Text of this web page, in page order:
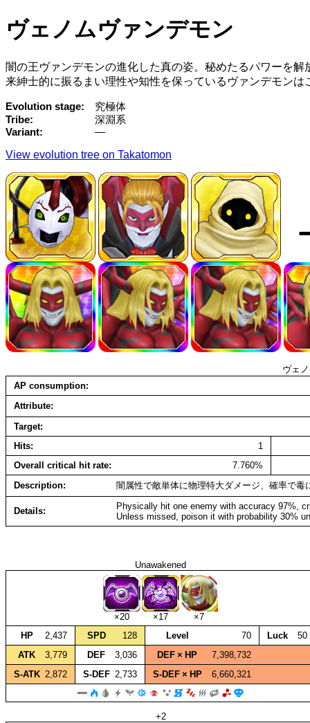
ヴェノムヴァンデモン
闇の王ヴァンデモンの進化した真の姿。秘めたるパワーを
来紳士的に振るまい理性や知性を保っているヴァンデモン
Evolution stage
究極体
Tribe
深淵系
Variant
—
View evolution tree on Takatomon
ヴェ
AP consumption
Attribute
Target
Hits
1
Overall critical hit rate
7.760%
Description
闇属性で敵単体に物理特大ダメージ、確率で毒
Details
Physically hit one enemy with accuracy 97%,
Unless missed, poison it with probability 30%
Unawakened
×20 ×17
×7
HP
2,437 SPD 128 Level 70 Luck
50
ATK
3,779 DEF 3,036 DEF × HP
7,398,732
S‑ATK 2,872 S‑DEF 2,733 S‑DEF × HP 6,660,321
+2